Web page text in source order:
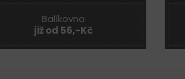
Balíkovna
již od 56,-Kč